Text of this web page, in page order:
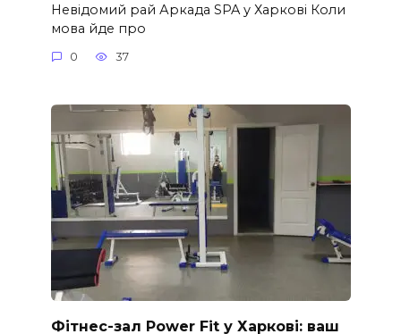
Невідомий рай Аркада SPA у Харкові Коли
мова йде про
0 37
Фітнес-зал Power Fit у Харкові: ваш